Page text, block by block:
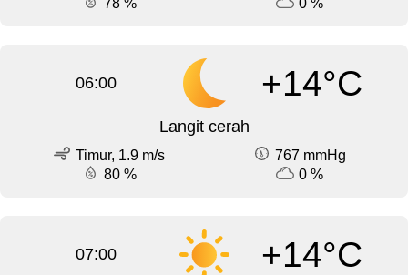
78 %
0 %
06:00 +14°C
Langit cerah
Timur, 1.9 m/s
767 mmHg
80 %
0 %
07:00 +14°C